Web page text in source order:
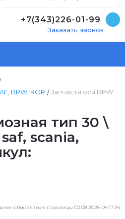
+7(343)226-01-99
Заказать звонок
BPW, ROR
Запчасти оси BPW
тип 30 \
scania,
обновление страницы 02.08.2026 04:17:34